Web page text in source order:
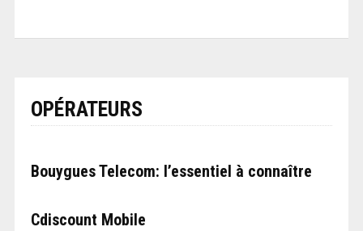
OPÉRATEURS
Bouygues Telecom: l’essentiel à connaître
Cdiscount Mobile